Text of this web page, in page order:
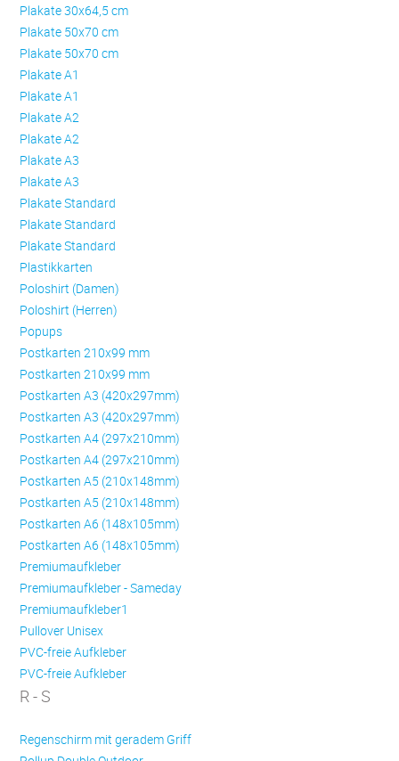
Plakate 30x64,5 cm
Plakate 50x70 cm
Plakate 50x70 cm
Plakate A1
Plakate A1
Plakate A2
Plakate A2
Plakate A3
Plakate A3
Plakate Standard
Plakate Standard
Plakate Standard
Plastikkarten
Poloshirt (Damen)
Poloshirt (Herren)
Popups
Postkarten 210x99 mm
Postkarten 210x99 mm
Postkarten A3 (420x297mm)
Postkarten A3 (420x297mm)
Postkarten A4 (297x210mm)
Postkarten A4 (297x210mm)
Postkarten A5 (210x148mm)
Postkarten A5 (210x148mm)
Postkarten A6 (148x105mm)
Postkarten A6 (148x105mm)
Premiumaufkleber
Premiumaufkleber - Sameday
Premiumaufkleber1
Pullover Unisex
PVC-freie Aufkleber
PVC-freie Aufkleber
R - S
Regenschirm mit geradem Griff